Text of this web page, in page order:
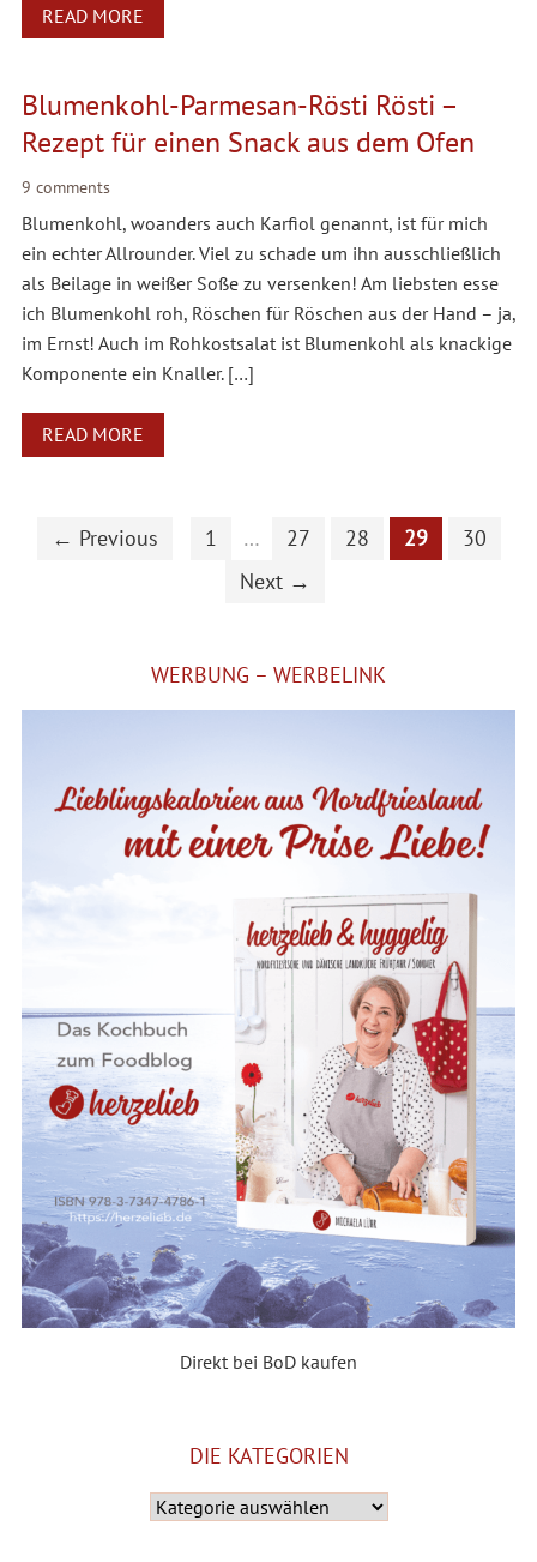
READ MORE
Blumenkohl-Parmesan-Rösti Rösti –
Rezept für einen Snack aus dem Ofen
9 comments
Blumenkohl, woanders auch Karfiol genannt, ist für mich
ein echter Allrounder. Viel zu schade um ihn ausschließlich
als Beilage in weißer Soße zu versenken! Am liebsten esse
ich Blumenkohl roh, Röschen für Röschen aus der Hand – ja,
im Ernst! Auch im Rohkostsalat ist Blumenkohl als knackige
Komponente ein Knaller. […]
READ MORE
← Previous 1 … 27 28 29
30
Next →
WERBUNG – WERBELINK
Direkt bei BoD kaufen
DIE KATEGORIEN